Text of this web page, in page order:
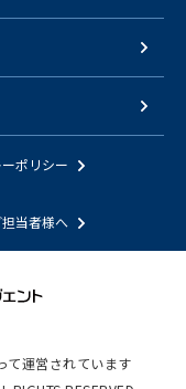
ポリシー
当者様へ
て運営されています